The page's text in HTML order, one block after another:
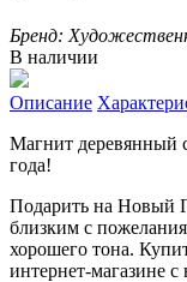
Бренд:
В наличии
Описание
Магнит деревянный
года!
Подарить на Новый
близким с
хорошего тона.
интернет-магазине